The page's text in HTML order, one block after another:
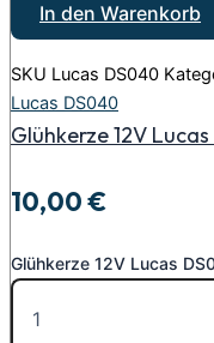
In den Warenkorb
SKU Lucas DS040
Lucas DS040
Glühkerze 12V
10,00€
Glühkerze 12V Lucas